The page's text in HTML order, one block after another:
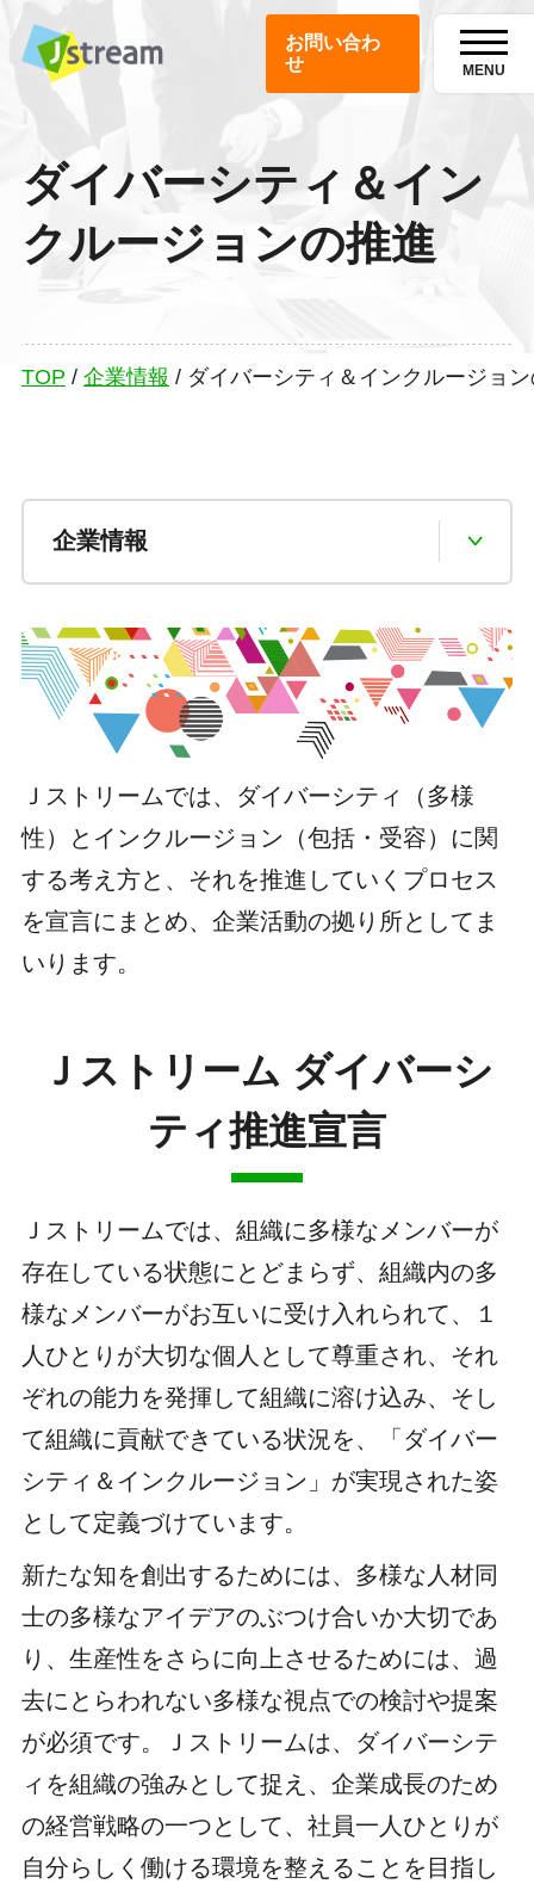
お問い合わ
せ
MENU
ダイバーシティ＆イン
クルージョンの推進
TOP / 企業情報 / ダイバーシティ＆インクルージョ
Ｊストリームでは、ダイバーシティ（多様
性）とインクルージョン（包括・受容）に関
する考え方と、それを推進していくプロセス
を宣言にまとめ、企業活動の拠り所としてま
いります。
Ｊストリーム ダイバーシ
ティ推進宣言
Ｊストリームでは、組織に多様なメンバーが
存在している状態にとどまらず、組織内の多
様なメンバーがお互いに受け入れられて、１
人ひとりが大切な個人として尊重され、それ
ぞれの能力を発揮して組織に溶け込み、そし
て組織に貢献できている状況を、「ダイバー
シティ＆インクルージョン」が実現された姿
として定義づけています。
新たな知を創出するためには、多様な人材同
士の多様なアイデアのぶつけ合いか大切であ
り、生産性をさらに向上させるためには、過
去にとらわれない多様な視点での検討や提案
が必須です。Ｊストリームは、ダイバーシテ
ィを組織の強みとして捉え、企業成長のため
の経営戦略の一つとして、社員一人ひとりが
自分らしく働ける環境を整えることを目指し